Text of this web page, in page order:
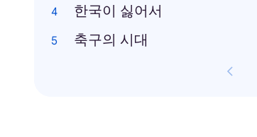
한국이 싫어서
축구의 시대